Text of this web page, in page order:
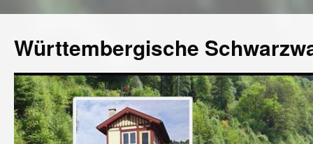
Württembergische